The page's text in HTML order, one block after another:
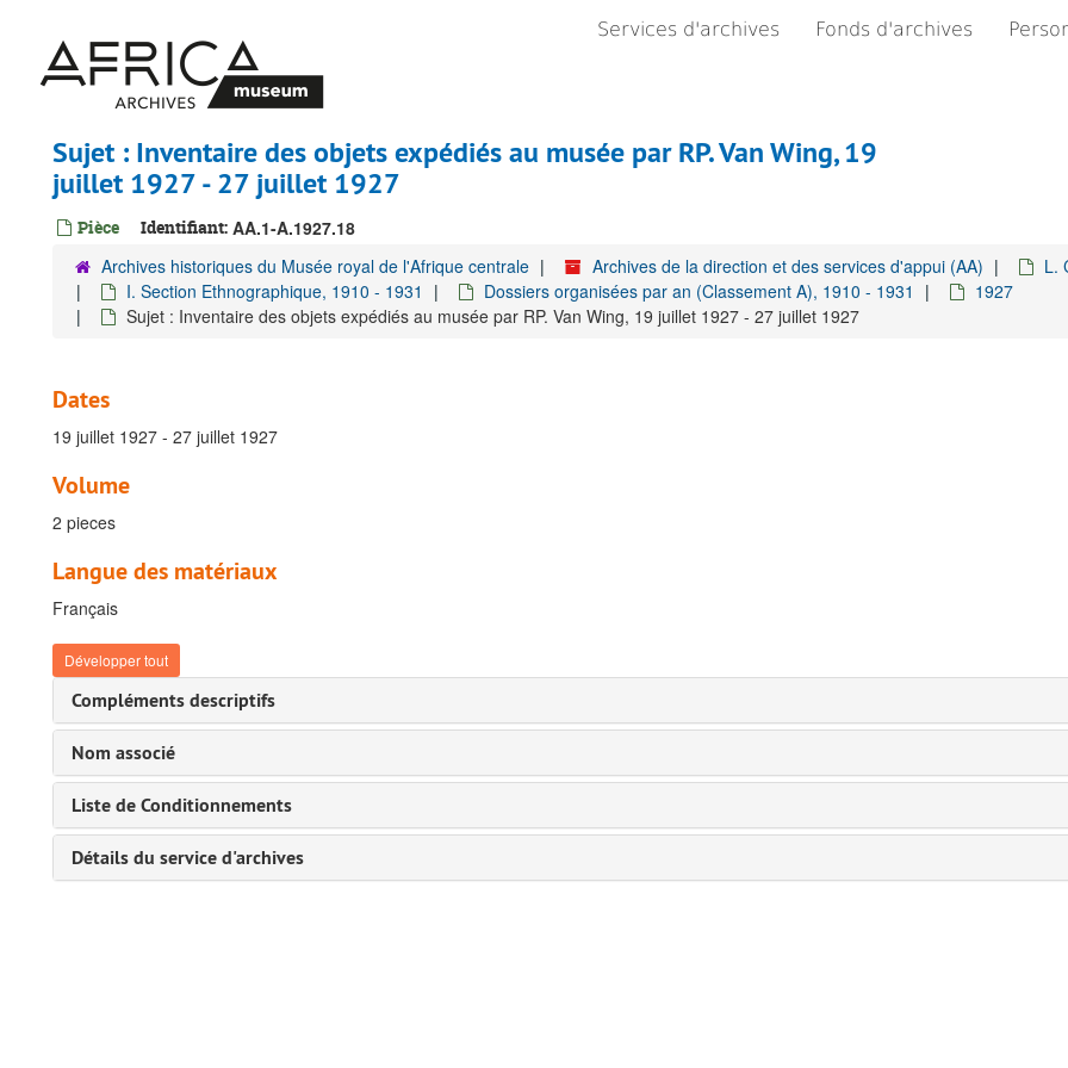
contenu
principal
Services d'archives Fonds d'archives
Sujet : Inventaire des objets expédiés au musée par RP. Van Wing, 19
juillet 1927 - 27 juillet 1927
Pièce Identifiant: AA.1-A.1927.18
Archives historiques du Musée royal de l'Afrique centrale Archives de la direction et des services d'appui (AA)
L.
I. Section Ethnographique, 1910 - 1931
Dossiers organisées par an (Classement A), 1910 - 1931
1927
Sujet : Inventaire des objets expédiés au musée par RP. Van Wing, 19 juillet 1927 - 27 juillet 1927
Dates
19 juillet 1927 - 27 juillet 1927
Volume
2 pieces
Langue des matériaux
Français
Développer tout
Compléments descriptifs
Nom associé
Liste de Conditionnements
Détails du service d'archives